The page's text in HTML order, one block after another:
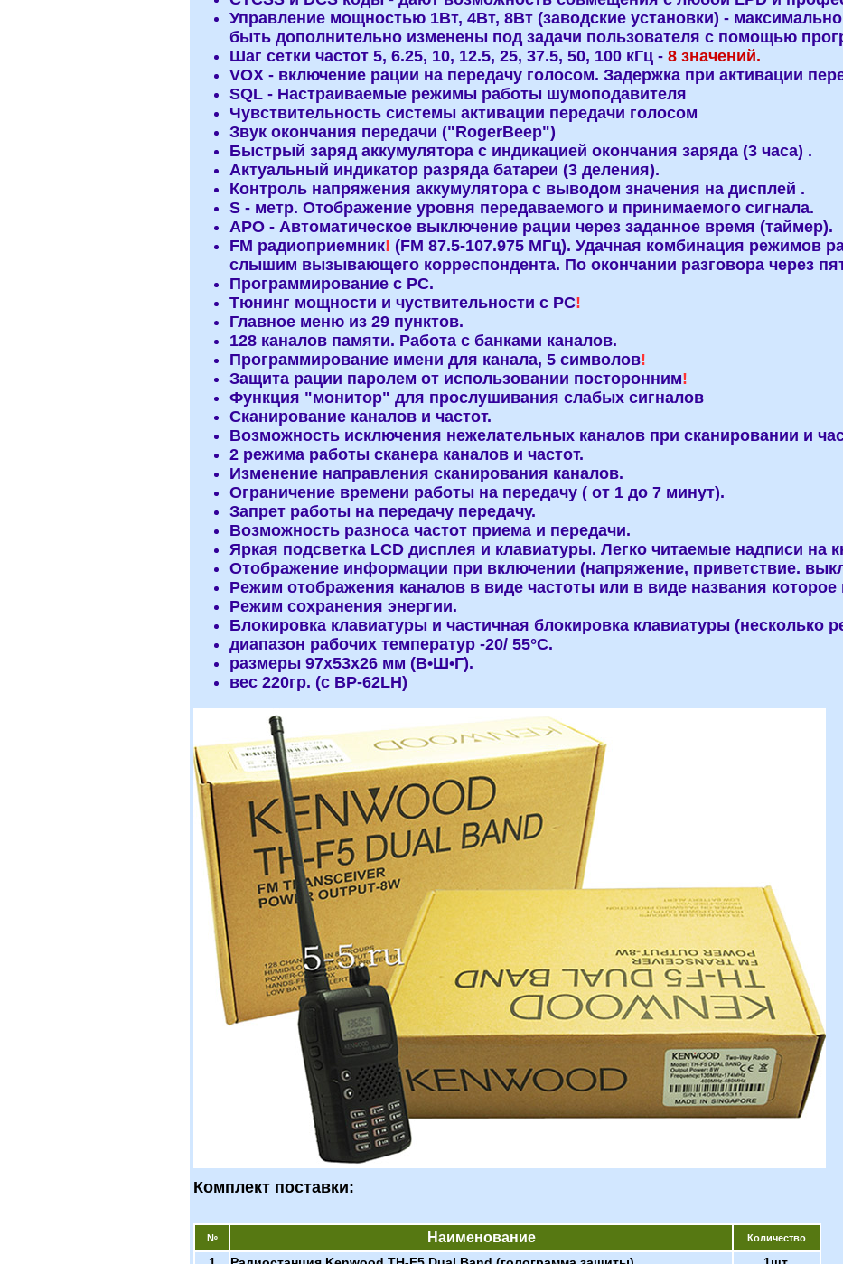
Управление мощностью 1Вт, 4Вт, 8Вт (заводские установки) -
быть дополнительно изменены под задачи пользователя с помощью
Шаг сетки частот 5, 6.25, 10, 12.5, 25, 37.5, 50, 100 кГц - 8 значений.
VOX - включение рации на передачу голосом. Задержка при активации
SQL - Настраиваемые режимы работы шумоподавителя
Чувствительность системы активации передачи голосом
Звук окончания передачи ("RogerBeep")
Быстрый заряд аккумулятора с индикацией окончания заряда (3 часа) .
Актуальный индикатор разряда батареи (3 деления).
Контроль напряжения аккумулятора с выводом значения на дисплей .
S - метр. Отображение уровня передаваемого и принимаемого сигнала.
APO - Автоматическое выключение рации через заданное время (таймер).
FM радиоприемник! (FM 87.5-107.975 МГц). Удачная комбинация режимов
слышим вызывающего корреспондента. По окончании разговора через
Программирование с PC.
Тюнинг мощности и чуствительности с PC!
Главное меню из 29 пунктов.
128 каналов памяти. Работа с банками каналов.
Программирование имени для канала, 5 символов!
Защита рации паролем от использовании посторонним!
Функция "монитор" для прослушивания слабых сигналов
Сканирование каналов и частот.
Возможность исключения нежелательных каналов при сканировании и
2 режима работы сканера каналов и частот.
Изменение направления сканирования каналов.
Ограничение времени работы на передачу ( от 1 до 7 минут).
Запрет работы на передачу передачу.
Возможность разноса частот приема и передачи.
Яркая подсветка LCD дисплея и клавиатуры. Легко читаемые надписи на
Отображение информации при включении (напряжение, приветствие.
Режим отображения каналов в виде частоты или в виде названия
Режим сохранения энергии.
Блокировка клавиатуры и частичная блокировка клавиатуры (несколько
диапазон рабочих температур -20/ 55°С.
размеры 97x53x26 мм (В•Ш•Г).
вес 220гр. (с BP-62LH)
Комплект поставки:
№ Наименование Количество